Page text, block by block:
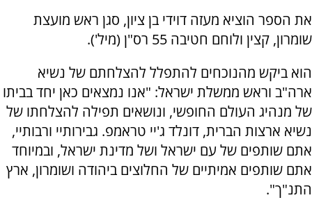
את הספר הוציא מעזה דוידי בן ציון, סגן ראש מועצת
שומרון, קצין ולוחם חטיבה 55 רס"ן (מיל').
הוא ביקש מהנוכחים להתפלל להצלחתם של נשיא
ארה"ב וראש ממשלת ישראל: "אנו נמצאים כאן יחד בביתו
של מנהיג העולם החופשי, ונושאים תפילה להצלחתו של
נשיא ארצות הברית, דונלד ג'יי טראמפ. גבירותיי ורבותיי,
אתם שותפים של עם ישראל ושל מדינת ישראל, ובמיוחד
אתם שותפים אמיתיים של החלוצים ביהודה ושומרון, ארץ
התנ"ך".